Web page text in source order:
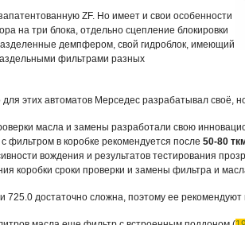
ZF. Но имеет и свои особенности
на три блока, отдельно сцепление блокировки
демпфером, свой гидроблок, имеющий
фильтрами разных
для этих автоматов Мерседес разрабатывал своё,
масла и замены разработали свою
фильтром в коробке рекомендуется после 50-80
вождения и результатов тестирования
коробки сроки проверки и замены фильтра и
725.0 достаточно сложна, поэтому ее